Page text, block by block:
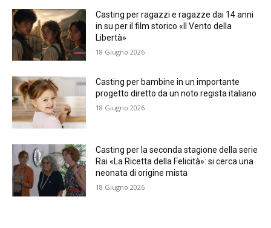
Casting per ragazzi e ragazze dai 14 anni
in su per il film storico «Il Vento della
Libertà»
18 Giugno 2026
Casting per bambine in un importante
progetto diretto da un noto regista italiano
18 Giugno 2026
Casting per la seconda stagione della serie
Rai «La Ricetta della Felicità»: si cerca una
neonata di origine mista
18 Giugno 2026